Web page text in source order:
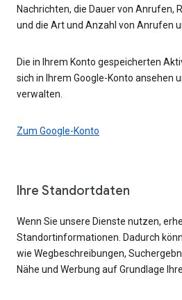
Nachrichten, die Dauer von Anrufen,
und die Art und Anzahl von Anrufen
Die in Ihrem Konto gespeicherten
sich in Ihrem Google-Konto ansehen
verwalten.
Zum Google-Konto
Ihre Standortdaten
Wenn Sie unsere Dienste nutzen,
Standortinformationen. Dadurch
wie Wegbeschreibungen,
Nähe und Werbung auf Grundlage